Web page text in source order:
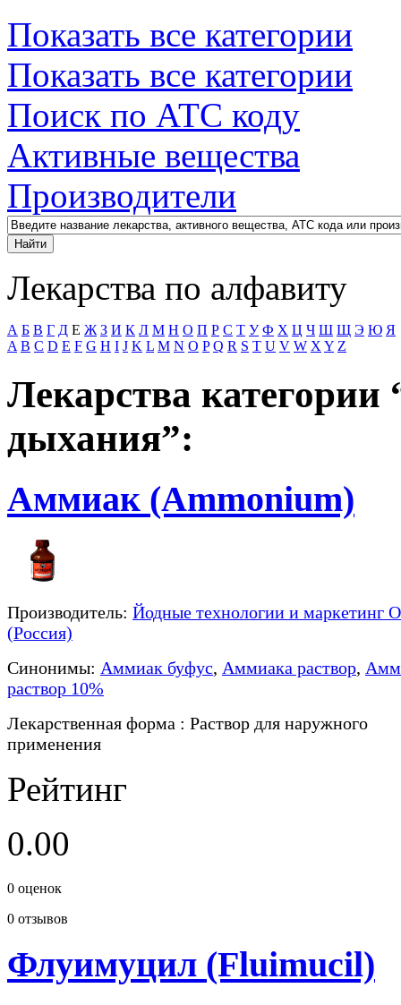
Показать все категории
Показать все категории
Поиск по АТС коду
Активные вещества
Производители
Лекарства по алфавиту
А Б В Г Д Е Ж З И К Л М Н О П Р С Т У Ф Х Ц Ч Ш Щ Э Ю Я
A B C D E F G H I J K L M N O P Q R S T U V W X Y Z
Лекарства категории
дыхания”:
Аммиак (Ammonium)
Производитель: Йодные технологии и маркетинг
(Россия)
Синонимы: Аммиак буфус, Аммиака раствор,
раствор 10%
Лекарственная форма : Раствор для наружного
применения
Рейтинг
0.00
0 оценок
0 отзывов
Флуимуцил (Fluimucil)